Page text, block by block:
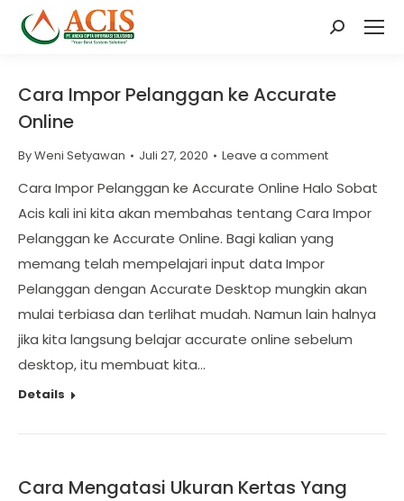
Search:
Cara Impor Pelanggan ke Accurate
Online
ByWeni Setyawan Juli 27, 2020 Leave a comment
Cara Impor Pelanggan ke Accurate Online Halo Sobat
Acis kali ini kita akan membahas tentang Cara Impor
Pelanggan ke Accurate Online. Bagi kalian yang
memang telah mempelajari input data Impor
Pelanggan dengan Accurate Desktop mungkin akan
mulai terbiasa dan terlihat mudah. Namun lain halnya
jika kita langsung belajar accurate online sebelum
desktop, itu membuat kita…
Details
Cara Mengatasi Ukuran Kertas Yang